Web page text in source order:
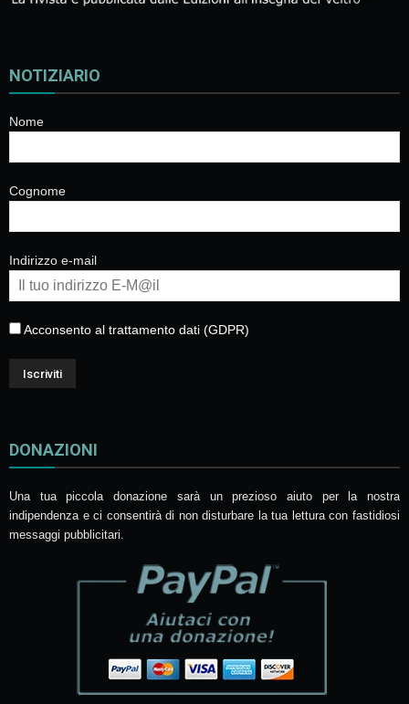
NOTIZIARIO
Nome
Cognome
Indirizzo e-mail
Acconsento al trattamento dati (GDPR)
DONAZIONI
Una tua piccola donazione sarà un prezioso aiuto per la nostra
indipendenza e ci consentirà di non disturbare la tua lettura con fastidiosi
messaggi pubblicitari.